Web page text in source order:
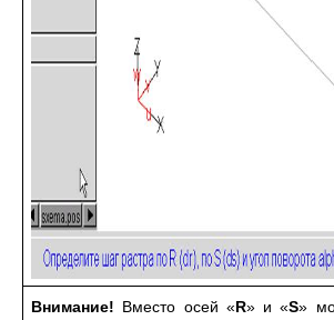
Внимание! Вместо осей «R» и «S»